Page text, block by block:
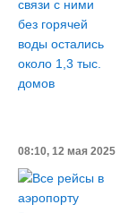
08:10, 12 мая 2025